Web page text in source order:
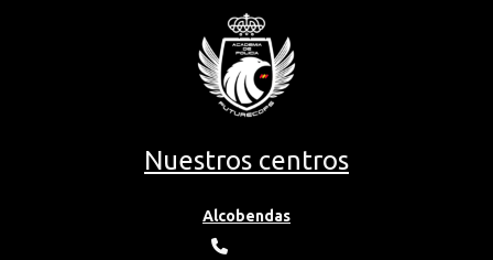
Nuestros centros
Alcobendas